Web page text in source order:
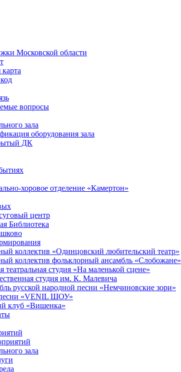
Московской области
вопросы
зала
оборудования зала
ДК
хоровое отделение «Камертон»
центр
Библиотека
коллектив «Одинцовский любительский театр»
коллектив фольклорный ансамбль «Слобожане»
театральная студия «На маленькой сцене»
студия им. К. Малевича
русской народной песни «Немчиновские зори»
«VENIL ШОУ»
клуб «Вишенка»
зала